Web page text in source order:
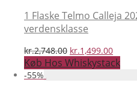
kr.1,908.00.
1 Flaske Telmo Calleja
verdensklasse
kr.2,748.00 Den
oprindelige
pris
kr.1,499.00Den
pris
Køb Hos Whiskystack
-55%